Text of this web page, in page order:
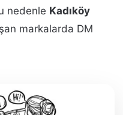
nedenle Kadıköy
markalarda DM